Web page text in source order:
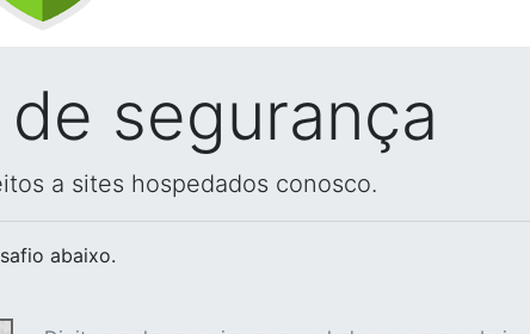
segurança
a sites hospedados conosco.
abaixo.